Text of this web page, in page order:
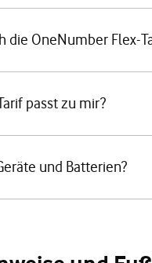
die OneNumber Flex-
passt zu mir?
und Batterien?